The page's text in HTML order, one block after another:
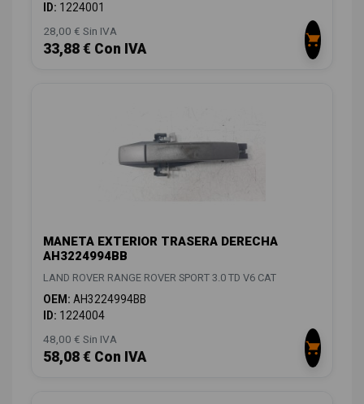
ID: 1224001
28,00 € Sin IVA
33,88 € Con IVA
MANETA EXTERIOR TRASERA DERECHA
AH3224994BB
LAND ROVER RANGE ROVER SPORT 3.0 TD V6 CAT
OEM: AH3224994BB
ID: 1224004
48,00 € Sin IVA
58,08 € Con IVA